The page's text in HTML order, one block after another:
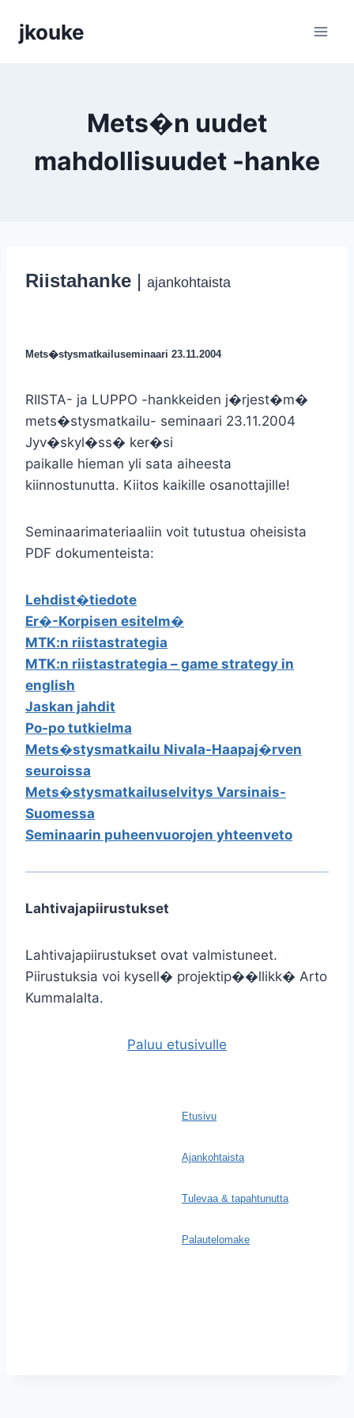
sisältöön
jkouke
Mets�n uudet
mahdollisuudet -hanke
Riistahanke | ajankohtaista
Mets�stysmatkailuseminaari 23.11.2004
RIISTA- ja LUPPO -hankkeiden j�rjest�m�
mets�stysmatkailu- seminaari 23.11.2004
Jyv�skyl�ss� ker�si
paikalle hieman yli sata aiheesta
kiinnostunutta. Kiitos kaikille osanottajille!
Seminaarimateriaaliin voit tutustua oheisista
PDF dokumenteista:
Lehdist�tiedote
Er�-Korpisen esitelm�
MTK:n riistastrategia
MTK:n riistastrategia – game strategy in
english
Jaskan jahdit
Po-po tutkielma
Mets�stysmatkailu Nivala-Haapaj�rven
seuroissa
Mets�stysmatkailuselvitys Varsinais-
Suomessa
Seminaarin puheenvuorojen yhteenveto
Lahtivajapiirustukset
Lahtivajapiirustukset ovat valmistuneet.
Piirustuksia voi kysell� projektip��llikk� Arto
Kummalalta.
Paluu etusivulle
Etusivu
Ajankohtaista
Tulevaa & tapahtunutta
Palautelomake